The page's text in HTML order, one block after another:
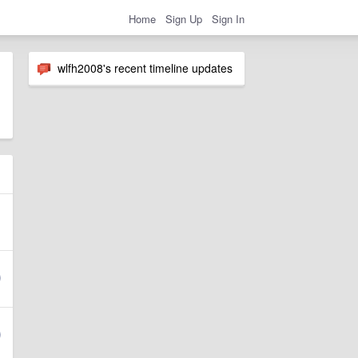
Home Sign Up Sign In
wlfh2008's recent timeline updates